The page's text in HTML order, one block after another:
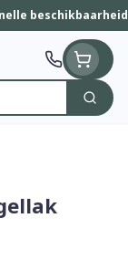
beschikbaarheid
Zoek